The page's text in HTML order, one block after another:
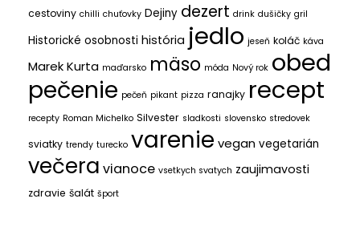
cestoviny chilli chuťovky Dejiny dezert drink dušičky gril
Historické osobnosti história jedlo jeseň koláč káva
Marek Kurta maďarsko mäso móda Nový rok obed
pečenie pečeň pikant pizza ranajky recept
recepty Roman Michelko Silvester sladkosti slovensko stredovek
sviatky trendy turecko varenie vegan vegetarián
večera vianoce vsetkych svatych zaujimavosti
zdravie šalát šport